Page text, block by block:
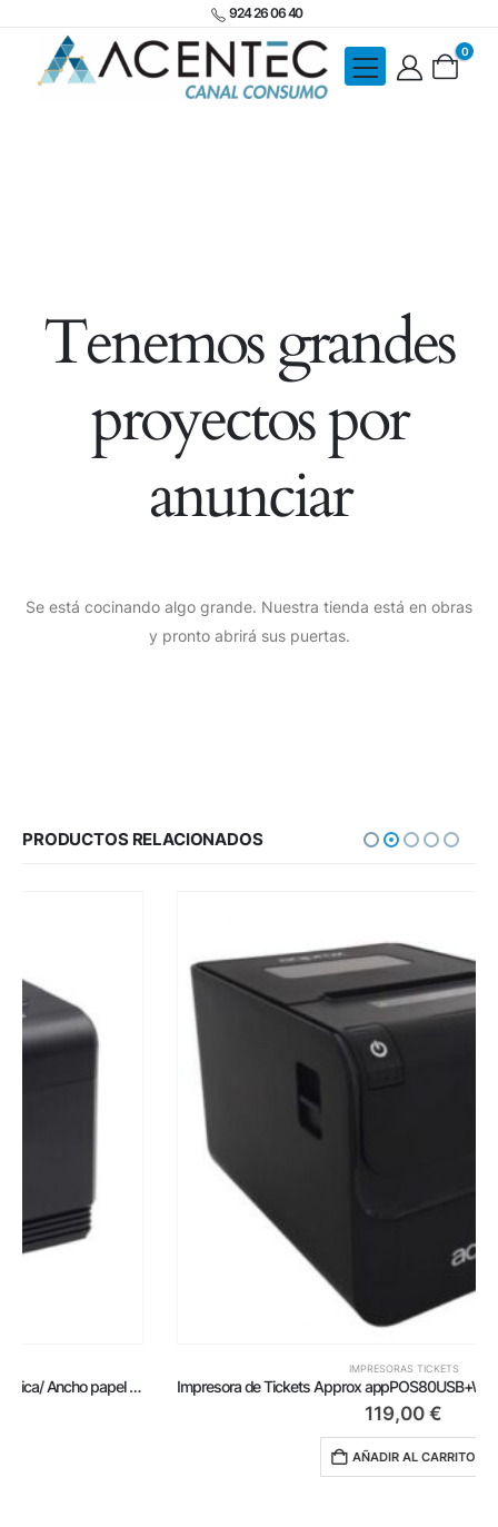
924 26 06 40
0
Tenemos grandes
proyectos por
anunciar
Se está cocinando algo grande. Nuestra tienda está en obras
y pronto abrirá sus puertas.
PRODUCTOS RELACIONADOS
Impresora de Tickets Approx appPOS80USB+WIFI/ Térmica/ Ancho papel 80 y 58mm/ USB-WiFi-RJ11/ Negra